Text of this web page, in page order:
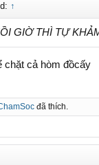
↑
GIỜ THÌ TỰ
chặt cả hòm đồcấy
đã thích.